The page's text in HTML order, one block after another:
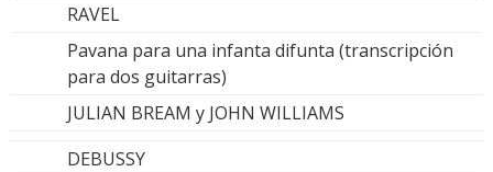
RAVEL
Pavana para una infanta difunta (transcripción
para dos guitarras)
JULIAN BREAM y JOHN WILLIAMS
DEBUSSY